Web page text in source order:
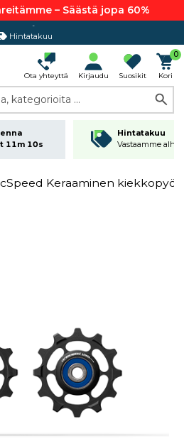
– Säästä jopa 60%
Hintatakuu
Ota yhteyttä Kirjaudu Suosikit
0
Kori
kategorioita ...
11m 09s
Hintatakuu
Vastaamme
Keraaminen kiekkopyörä